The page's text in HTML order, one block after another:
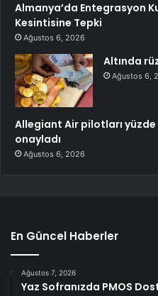
Almanya’da Entegrasyon
Kesintisine Tepki
Ağustos 6, 2026
Altında
Ağustos 6,
Allegiant Air pilotları
onayladı
Ağustos 6, 2026
En Güncel Haberler
Ağustos 7, 2026
Yaz Sofranızda PMOS